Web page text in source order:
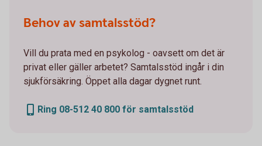
Behov av samtalsstöd?
Vill du prata med en psykolog - oavsett om det är
privat eller gäller arbetet? Samtalsstöd ingår i din
sjukförsäkring. Öppet alla dagar dygnet runt.
Ring 08-512 40 800 för samtalsstöd